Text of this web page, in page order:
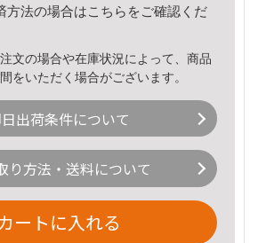
方法の場合はこちら をご確認くだ
文の場合や在庫状況によって、商品
をいただく場合がございます。
出荷条件について
り方法・送料について
ートに入れる